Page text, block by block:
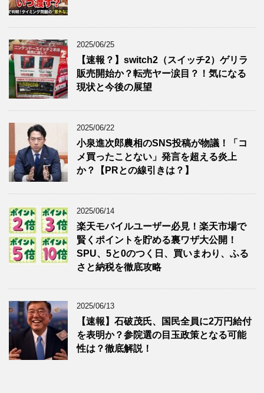
2025/06/25
【速報？】switch2（スイッチ2）ゲリラ
販売開始か？転売ヤー涙目？！気になる
現状と今後の展望
2025/06/22
小泉進次郎農相のSNS投稿が物議！「コ
メ買ったことない」発言を超える炎上
か？【PRとの線引きは？】
2025/06/14
楽天モバイルユーザー必見！楽天市場で
賢くポイントを貯める裏ワザ大公開！
SPU、5と0のつく日、買いまわり、ふる
さと納税を徹底攻略
2025/06/13
【速報】石破茂氏、国民全員に2万円給付
を表明か？参院選の目玉政策となる可能
性は？徹底解説！